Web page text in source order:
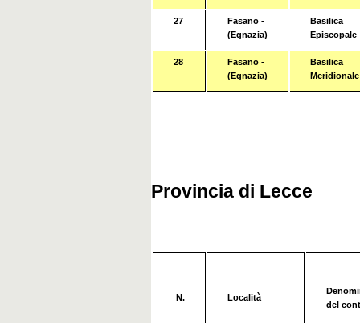
27
Fasano -
(Egnazia)
Basilica
Episcopale
28
Fasano -
(Egnazia)
Basilica
Meridionale
Provincia di Lecce
N. Località
del